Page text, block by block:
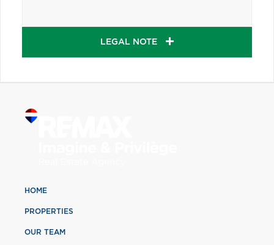
LEGAL NOTE
HOME
PROPERTIES
OUR TEAM